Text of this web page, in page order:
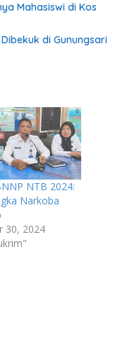
Mahasiswi di Kos
di Gunungsari
NTB 2024:
Narkoba
30, 2024